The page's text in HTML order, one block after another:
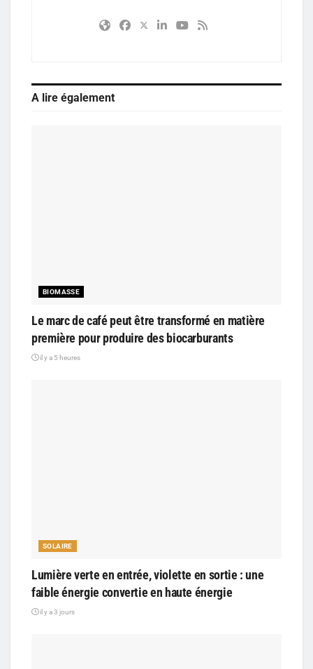
A lire également
BIOMASSE
Le marc de café peut être transformé en matière
première pour produire des biocarburants
il y a 5 heures
SOLAIRE
Lumière verte en entrée, violette en sortie : une
faible énergie convertie en haute énergie
il y a 3 jours